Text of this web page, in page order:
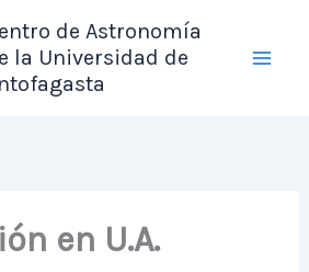
de Astronomía
la Universidad de
en U.A.